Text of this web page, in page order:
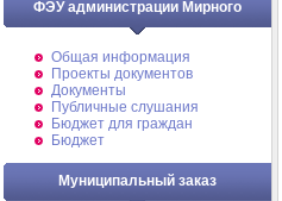
ФЭУ администрации Мирного
Общая информация
Проекты документов
Документы
Публичные слушания
Бюджет для граждан
Бюджет
Муниципальный заказ